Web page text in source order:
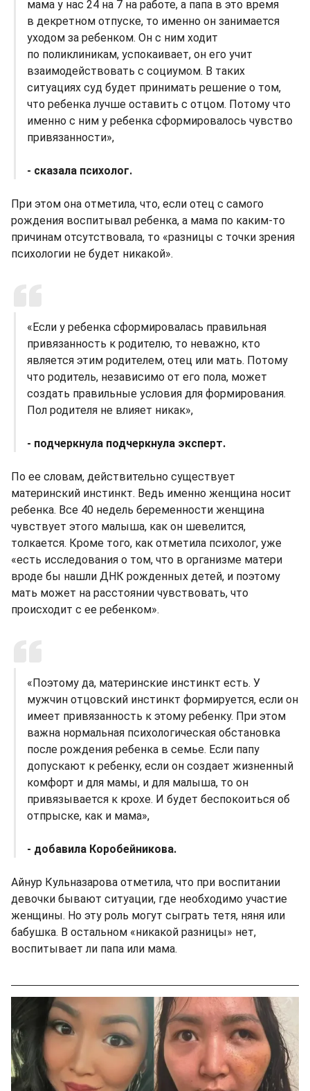
мама у нас 24 на 7 на работе, а папа в это время
в декретном отпуске, то именно он занимается
уходом за ребенком. Он с ним ходит
по поликлиникам, успокаивает, он его учит
взаимодействовать с социумом. В таких
ситуациях суд будет принимать решение о том,
что ребенка лучше оставить с отцом. Потому что
именно с ним у ребенка сформировалось чувство
привязанности»,
- сказала психолог.
При этом она отметила, что, если отец с самого
рождения воспитывал ребенка, а мама по каким-то
причинам отсутствовала, то «разницы с точки зрения
психологии не будет никакой».
«Если у ребенка сформировалась правильная
привязанность к родителю, то неважно, кто
является этим родителем, отец или мать. Потому
что родитель, независимо от его пола, может
создать правильные условия для формирования.
Пол родителя не влияет никак»,
- подчеркнула подчеркнула эксперт.
По ее словам, действительно существует
материнский инстинкт. Ведь именно женщина носит
ребенка. Все 40 недель беременности женщина
чувствует этого малыша, как он шевелится,
толкается. Кроме того, как отметила психолог, уже
«есть исследования о том, что в организме матери
вроде бы нашли ДНК рожденных детей, и поэтому
мать может на расстоянии чувствовать, что
происходит с ее ребенком».
«Поэтому да, материнские инстинкт есть. У
мужчин отцовский инстинкт формируется, если он
имеет привязанность к этому ребенку. При этом
важна нормальная психологическая обстановка
после рождения ребенка в семье. Если папу
допускают к ребенку, если он создает жизненный
комфорт и для мамы, и для малыша, то он
привязывается к крохе. И будет беспокоиться об
отпрыске, как и мама»,
- добавила Коробейникова.
Айнур Кульназарова отметила, что при воспитании
девочки бывают ситуации, где необходимо участие
женщины. Но эту роль могут сыграть тетя, няня или
бабушка. В остальном «никакой разницы» нет,
воспитывает ли папа или мама.